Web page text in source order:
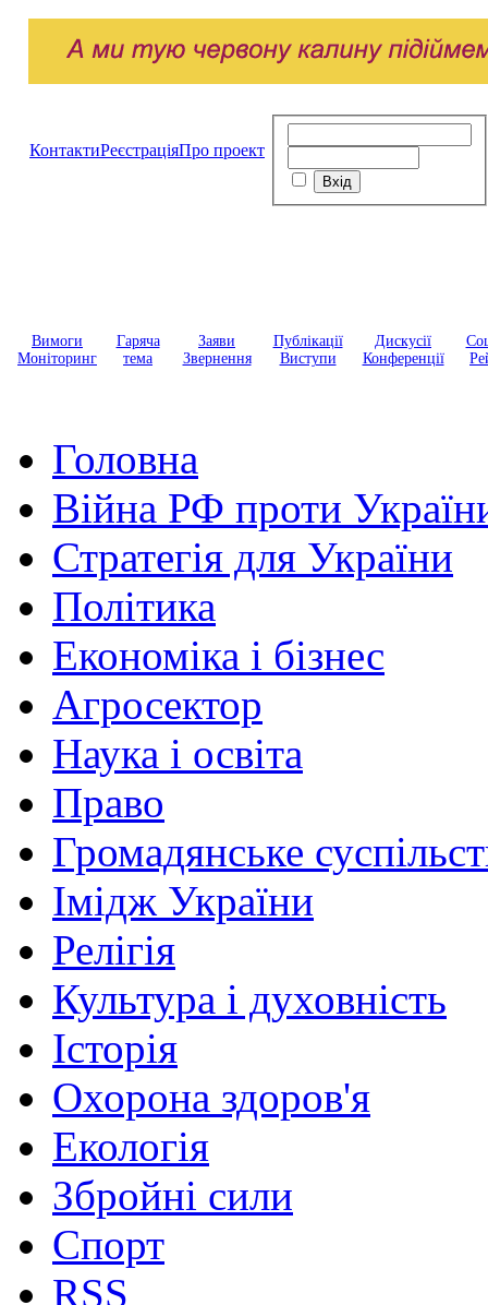
КонтактиРеєстраціяПро проект
Вимоги
Моніторинг
Гаряча
тема
Заяви
Звернення
Публікації
Виступи
Дискусії
Конференції
Головна
Війна РФ проти
Стратегія для України
Політика
Економіка і бізнес
Агросектор
Наука і освіта
Право
Громадянське
Імідж України
Релігія
Культура і духовність
Історія
Охорона здоров'я
Екологія
Збройні сили
Спорт
RSS